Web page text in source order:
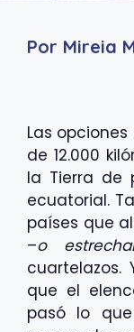
Por Mireia
Las
de 12.000
la Tierra de
ecuatorial.
países que
–o
que el
pasó lo